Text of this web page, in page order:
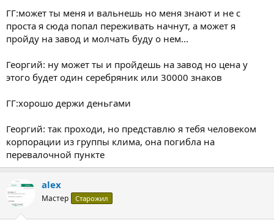
ГГ:может ты меня и вальнешь но меня знают и не с
проста я сюда попал переживать начнут, а может я
пройду на завод и молчать буду о нем...
Георгий: ну может ты и пройдешь на завод но цена у
этого будет один серебряник или 30000 знаков
ГГ:хорошо держи деньгами
Георгий: так проходи, но представлю я тебя человеком
корпорации из группы клима, она погибла на
перевалочной пункте
alex
Мастер Старожил